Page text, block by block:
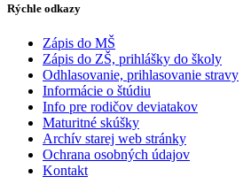
Rýchle odkazy
Zápis do MŠ
Zápis do ZŠ, prihlášky do školy
Odhlasovanie, prihlasovanie stravy
Informácie o štúdiu
Info pre rodičov deviatakov
Maturitné skúšky
Archív starej web stránky
Ochrana osobných údajov
Kontakt